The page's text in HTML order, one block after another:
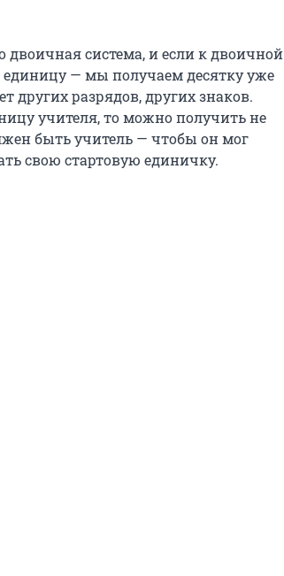
двоичная система, и если к двоичной
— мы получаем десятку уже
других разрядов, других знаков.
учителя, то можно получить не
быть учитель — чтобы он мог
свою стартовую единичку.